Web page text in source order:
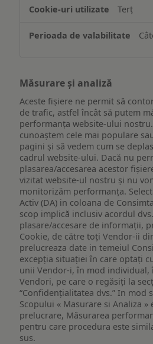
Terț
Măsurare și analiză
Aceste fișiere ne permit să
de trafic, astfel încât să putem
performanța website-ului
cunoaștem cele mai populare
pagini și să vedem cum se
cadrul website-ului. Dacă nu
plasarea/accesarea acestor
vizitat website-ul nostru și nu
monitorizăm performanța.
Activ (DA) in coloana de
scop implică inclusiv acordul
plasare/accesare de informații,
Cookie, de către toți Vendor-ii
prelucreaza date in temeiul
excepția situației în care optați
unii Vendor-i, în mod individual,
Vendori, pe care o regăsiți la
“Confidențialitatea dvs.” In mod
Scopului « Masurare si Analiza »
prelucrare, Măsurarea
pentru care procedura este
sus.